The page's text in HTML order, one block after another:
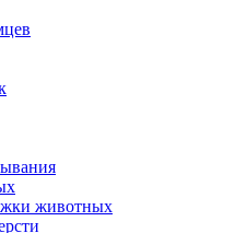
животных